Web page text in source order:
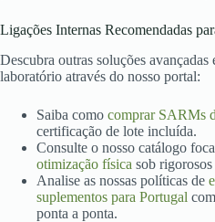
Ligações Internas Recomendadas
Descubra outras soluções
laboratório através do nosso portal:
Saiba como comprar SARMs
certificação de lote incluída.
Consulte o nosso catálogo
otimização física sob
Analise as nossas políticas de
suplementos para Portugal
ponta a ponta.